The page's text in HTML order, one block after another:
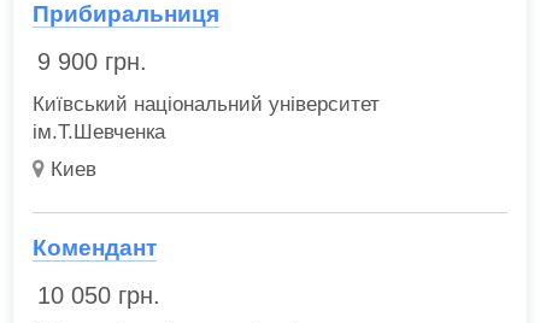
Прибиральниця
9 900 грн.
Київський національний університет
ім.Т.Шевченка
Киев
Комендант
10 050 грн.